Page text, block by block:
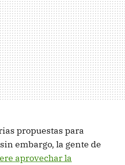
propuestas para
embargo, la gente de
aprovechar la